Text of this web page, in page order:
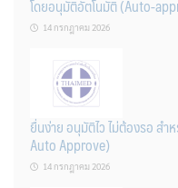
โดยอนุมัติอัตโนมัติ (Auto-
14 กรกฎาคม 2026
ยื่นง่าย อนุมัติไว ไม่ต้องรอ ส
Auto Approve)
14 กรกฎาคม 2026